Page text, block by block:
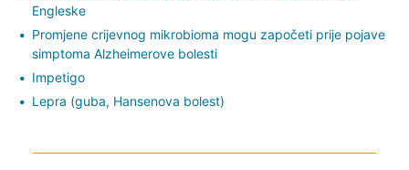
Engleske
Promjene crijevnog mikrobioma mogu započeti prije pojave
simptoma Alzheimerove bolesti
Impetigo
Lepra (guba, Hansenova bolest)